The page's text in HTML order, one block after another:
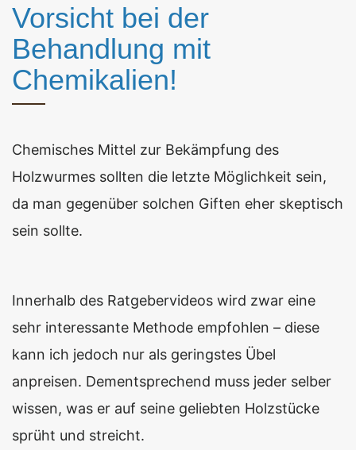
Vorsicht bei der
Behandlung mit
Chemikalien!
Chemisches Mittel zur Bekämpfung des
Holzwurmes sollten die letzte Möglichkeit sein,
da man gegenüber solchen Giften eher skeptisch
sein sollte.
Innerhalb des Ratgebervideos wird zwar eine
sehr interessante Methode empfohlen – diese
kann ich jedoch nur als geringstes Übel
anpreisen. Dementsprechend muss jeder selber
wissen, was er auf seine geliebten Holzstücke
sprüht und streicht.